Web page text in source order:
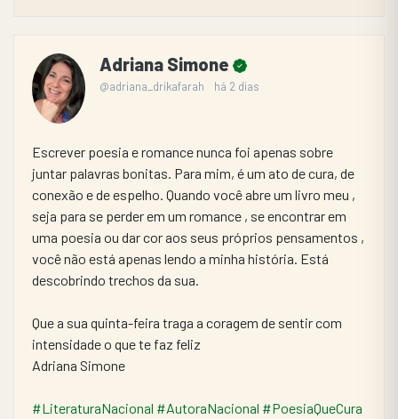
Adriana Simone
@adriana_drikafarah há 2 dias
​Escrever poesia e romance nunca foi apenas sobre
juntar palavras bonitas. Para mim, é um ato de cura, de
conexão e de espelho. Quando você abre um livro meu ,
seja para se perder em um romance , se encontrar em
uma poesia ou dar cor aos seus próprios pensamentos ,
você não está apenas lendo a minha história. Está
descobrindo trechos da sua.
Que a sua quinta-feira traga a coragem de sentir com
intensidade o que te faz feliz
Adriana Simone
#LiteraturaNacional #AutoraNacional #PoesiaQueCura